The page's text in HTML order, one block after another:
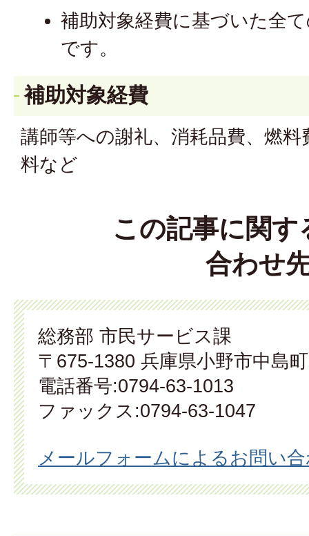
補助対象経費に基づいた全
です。
補助対象経費
講師等への謝礼、消耗品費、燃
料など
この記事に関す
合わせ
総務部 市民サービス課
〒675-1380 兵庫県小野市中島
電話番号:0794-63-1013
ファックス:0794-63-1047
メールフォームによるお問い